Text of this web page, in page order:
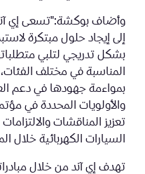
وأضاف بوكشة:"تسعى إي
إلى إيجاد حلول مبتكرة
بشكل تدريجي لتلبي
المناسبة في مختلف
بمواءمة جهودها في دعم
تعزيز المناقشات
السيارات الكهربائية خلال
تهدف إي آند من خلال